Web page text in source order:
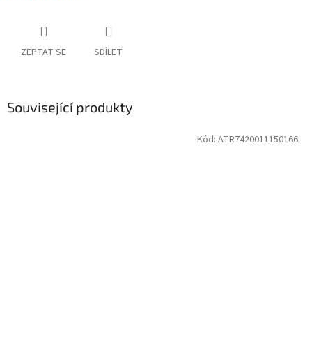
ZEPTAT SE SDÍLET
Související produkty
Kód: ATR7420011150166